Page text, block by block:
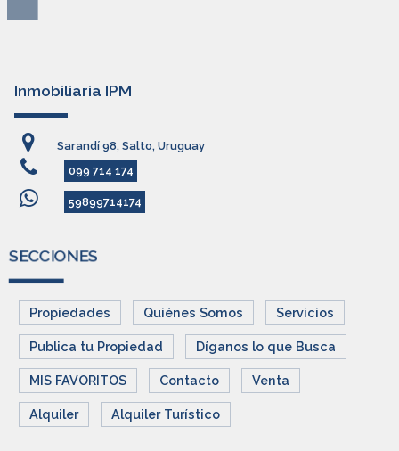
Inmobiliaria IPM
Sarandí 98, Salto, Uruguay
099 714 174
59899714174
SECCIONES
Propiedades Quiénes Somos Servicios
Publica tu Propiedad Díganos lo que Busca
MIS FAVORITOS Contacto Venta
Alquiler Alquiler Turístico